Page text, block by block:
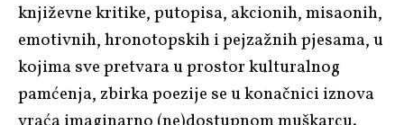
književne kritike, putopisa, akcionih, misaonih,
emotivnih, hronotopskih i pejzažnih pjesama, u
kojima sve pretvara u prostor kulturalnog
pamćenja, zbirka poezije se u konačnici iznova